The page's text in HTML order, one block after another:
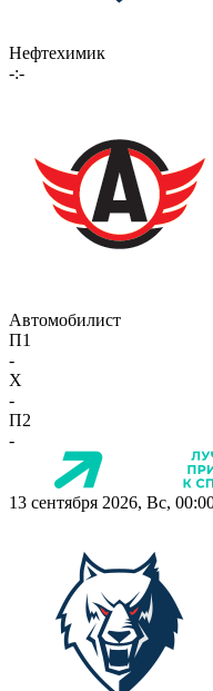
Нефтехимик
-:-
Автомобилист
П1
-
X
-
П2
-
13 сентября 2026, Вс,